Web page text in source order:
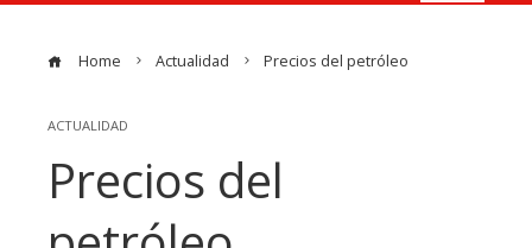
Home Actualidad Precios del petróleo
ACTUALIDAD
Precios del